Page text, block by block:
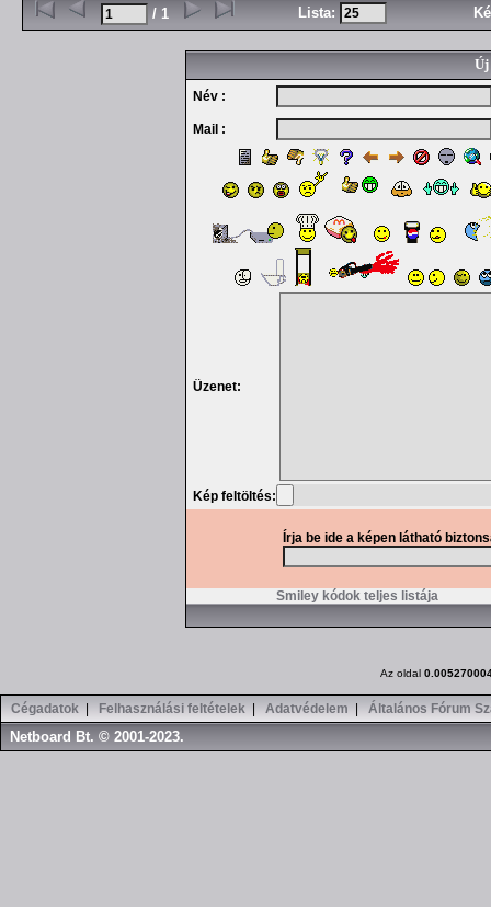
/ 1 Lista:
Új
Név :
Mail :
Üzenet:
Kép feltöltés:
Írja be ide a képen látható
Smiley kódok teljes listája
Az oldal
Cégadatok Felhasználási feltételek Adatvédelem Általános Fórum
Netboard Bt. © 2001-2023.